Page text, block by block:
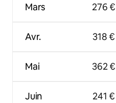
Mars
Avr.
Mai
Juin
276 €
318 €
362 €
241 €